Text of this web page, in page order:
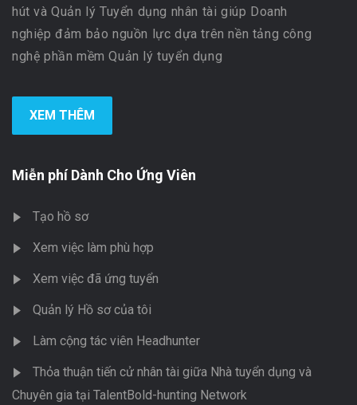
hút và Quản lý Tuyển dụng nhân tài giúp Doanh
nghiệp đảm bảo nguồn lực dựa trên nền tảng công
nghệ phần mềm Quản lý tuyển dụng
XEM THÊM
Miễn phí Dành Cho Ứng Viên
Tạo hồ sơ
Xem việc làm phù hợp
Xem việc đã ứng tuyển
Quản lý Hồ sơ của tôi
Làm cộng tác viên Headhunter
Thỏa thuận tiến cử nhân tài giữa Nhà tuyển dụng và
Chuyên gia tại TalentBold-hunting Network